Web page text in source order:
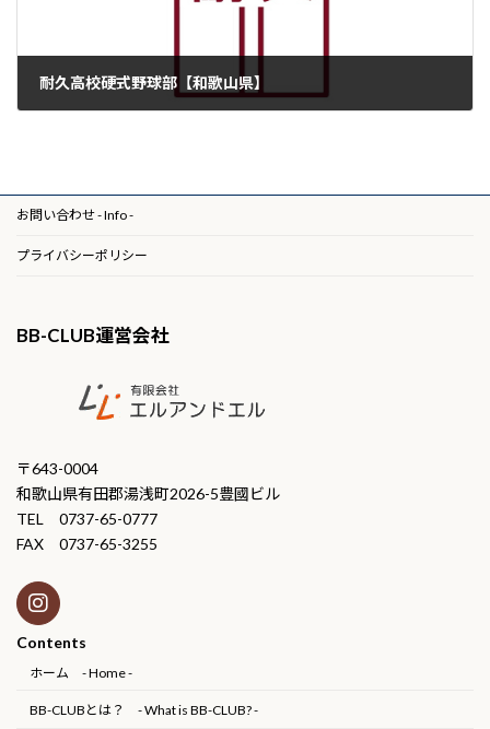
耐久高校硬式野球部【和歌山県】
お問い合わせ - Info -
プライバシーポリシー
BB-CLUB運営会社
〒643-0004
和歌山県有田郡湯浅町2026-5豊國ビル
TEL 0737-65-0777
FAX 0737-65-3255
Contents
ホーム - Home -
BB-CLUBとは？ - What is BB-CLUB? -